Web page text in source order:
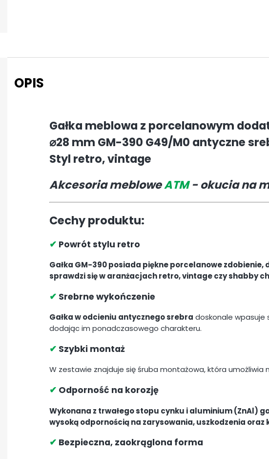
OPIS
Gałka meblowa z porcelanowym
⌀28 mm GM-390 G49/M0 antyczne
Styl retro, vintage
Akcesoria mebloweATM- okucia na
Cechy produktu:
✔ Powrót stylu retro
Gałka GM-390 posiada piękne porcelanowe zdobienie,
sprawdzi się w aranżacjach retro, vintage czy shabby
✔ Srebrne wykończenie
Gałka w odcieniu antycznego srebra doskonale wpasuje
dodając im ponadczasowego charakteru.
✔ Szybki montaż
W zestawie znajduje się śruba montażowa, która umożliwia
✔ Odporność na korozję
Wykonana z trwałego stopu cynku i aluminium (ZnAl)
wysoką odpornością na zarysowania, uszkodzenia oraz
✔ Bezpieczna, zaokrąglona forma